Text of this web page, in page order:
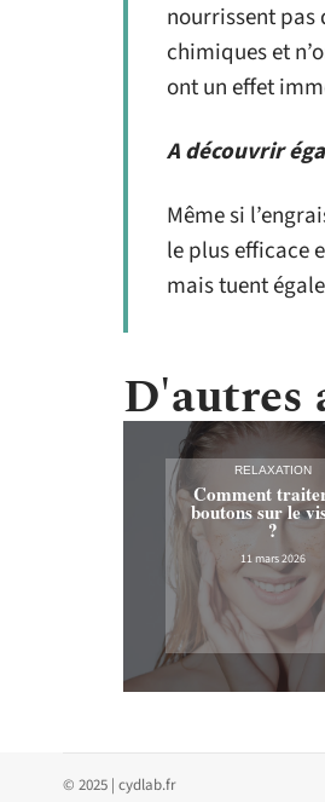
nourrissent pas
chimiques et
ont un effet
A découvrir
Même si
le plus efficace
mais tuent
D'autres
RELAXATION
Comment
boutons sur le
?
11 mars 2026
© 2025 | cydlab.fr